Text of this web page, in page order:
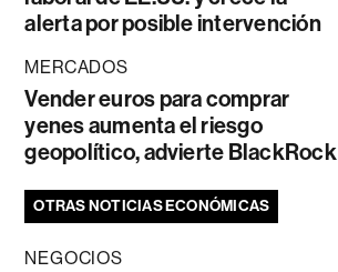
alerta por posible intervención
MERCADOS
Vender euros para comprar
yenes aumenta el riesgo
geopolítico, advierte BlackRock
OTRAS NOTICIAS ECONÓMICAS
NEGOCIOS